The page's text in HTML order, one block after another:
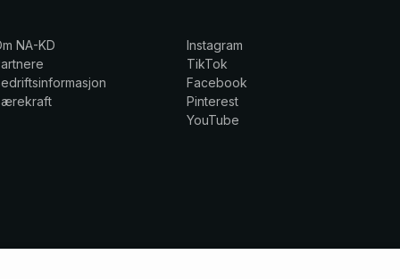
NA-KD
Instagram
TikTok
Facebook
Pinterest
YouTube